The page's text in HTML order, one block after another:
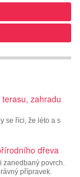
zahradu
se říci, že léto a s
dřeva
zanedbaný povrch.
přípravek.